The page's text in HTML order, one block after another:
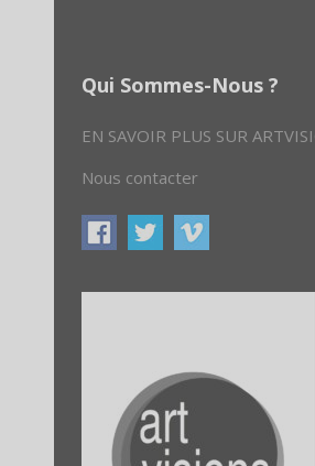
Qui Sommes-Nous ?
EN SAVOIR PLUS SUR
Nous contacter